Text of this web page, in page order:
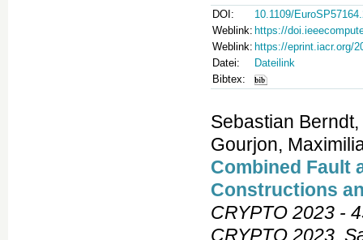
DOI:
10.1109/
Weblink: https://
Weblink: https://eprint.iacr.org/
Datei:
Dateilink
Bibtex:
Sebastian
Gourjon,
Combined Fault
Constructions
CRYPTO 2023 -
CRYPTO 2023,